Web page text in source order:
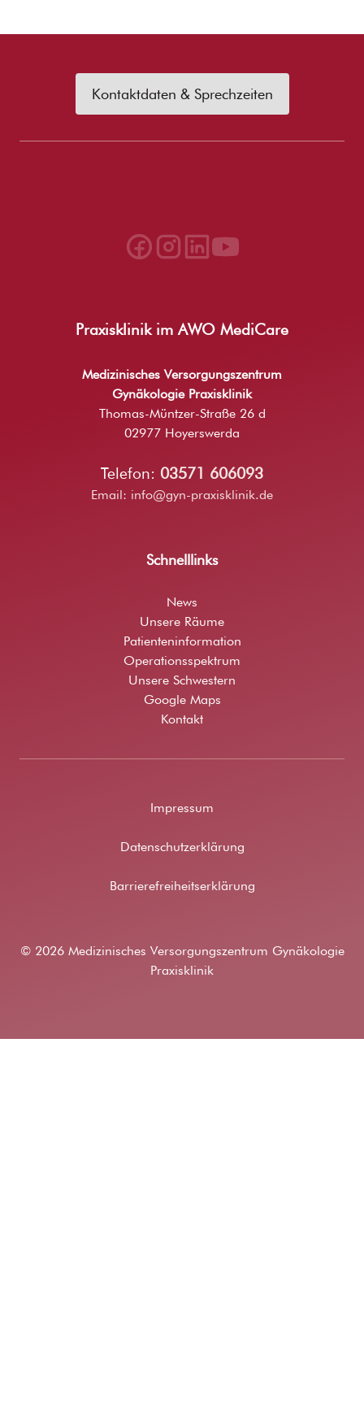
Kontaktdaten & Sprechzeiten
Praxisklinik im AWO MediCare
Medizinisches Versorgungszentrum
Gynäkologie Praxisklinik
Thomas-Müntzer-Straße 26 d
02977 Hoyerswerda
Telefon: 03571 606093
Email: info@gyn-praxisklinik.de
Schnelllinks
News
Unsere Räume
Patienteninformation
Operationsspektrum
Unsere Schwestern
Google Maps
Kontakt
© 2026 Medizinisches Versorgungszentrum Gynäkologie
Praxisklinik
Impressum
Datenschutzerklärung
Barrierefreiheitserklärung